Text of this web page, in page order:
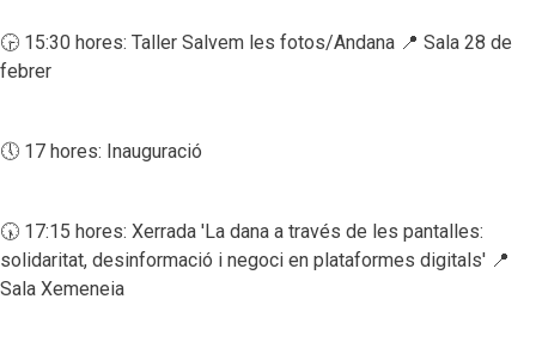
🕞 15:30 hores: Taller Salvem les fotos/Andana 📍 Sala 28 de
febrer
🕔 17 hores: Inauguració
🕠 17:15 hores: Xerrada 'La dana a través de les pantalles:
solidaritat, desinformació i negoci en plataformes digitals' 📍
Sala Xemeneia